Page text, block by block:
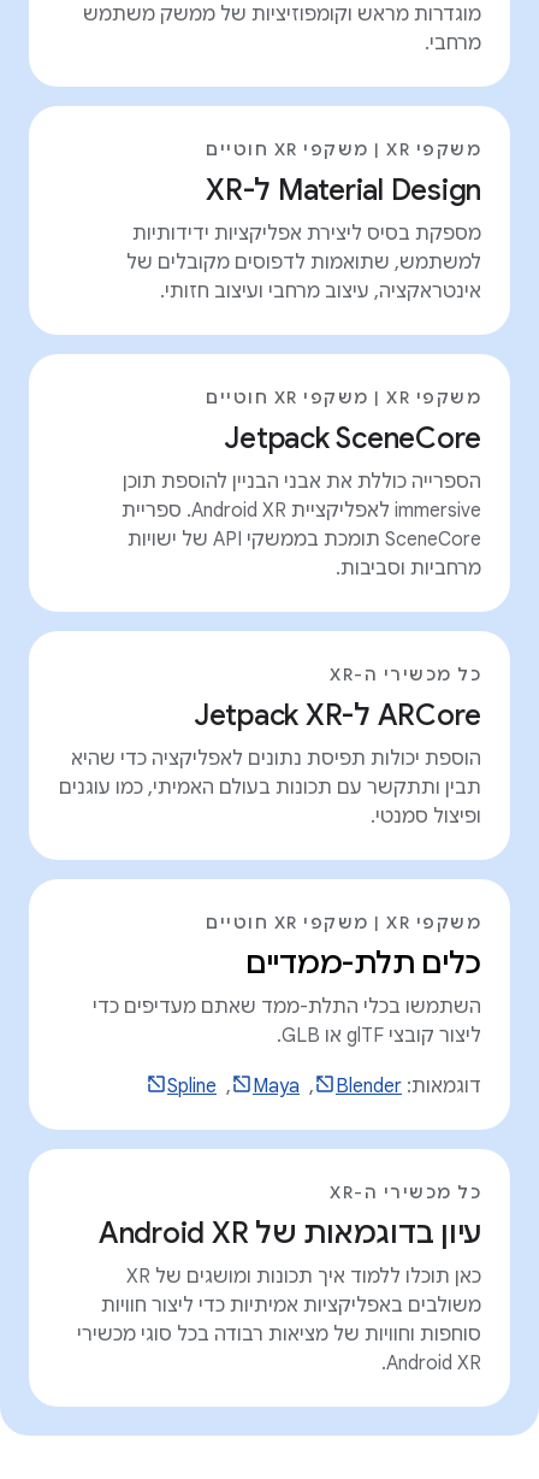
מוגדרות מראש וקומפוזיציות של ממשק משתמש
מרחבי.
משקפי XR | משקפי XR חוטיים
Material Design ל-XR
מספקת בסיס ליצירת אפליקציות ידידותיות
למשתמש, שתואמות לדפוסים מקובלים של
אינטראקציה, עיצוב מרחבי ועיצוב חזותי.
משקפי XR | משקפי XR חוטיים
Jetpack SceneCore
הספרייה כוללת את אבני הבניין להוספת תוכן
immersive לאפליקציית Android XR. ספריית
SceneCore תומכת בממשקי API של ישויות
מרחביות וסביבות.
כל מכשירי ה-XR
ARCore ל-Jetpack XR
הוספת יכולות תפיסת נתונים לאפליקציה כדי שהיא
תבין ותתקשר עם תכונות בעולם האמיתי, כמו עוגנים
ופיצול סמנטי.
משקפי XR | משקפי XR חוטיים
כלים תלת-ממדיים
השתמשו בכלי התלת-ממד שאתם מעדיפים כדי
ליצור קובצי glTF או GLB.
דוגמאות: Blender
, ‏
Maya
, ‏
Spline
כל מכשירי ה-XR
עיון בדוגמאות של Android XR
כאן תוכלו ללמוד איך תכונות ומושגים של XR
משולבים באפליקציות אמיתיות כדי ליצור חוויות
סוחפות וחוויות של מציאות רבודה בכל סוגי מכשירי
Android XR.